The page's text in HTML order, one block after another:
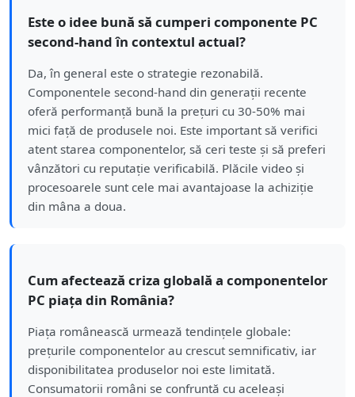
Este o idee bună să cumperi componente PC
second-hand în contextul actual?
Da, în general este o strategie rezonabilă.
Componentele second-hand din generații recente
oferă performanță bună la prețuri cu 30-50% mai
mici față de produsele noi. Este important să verifici
atent starea componentelor, să ceri teste și să preferi
vânzători cu reputație verificabilă. Plăcile video și
procesoarele sunt cele mai avantajoase la achiziție
din mâna a doua.
Cum afectează criza globală a componentelor
PC piața din România?
Piața românească urmează tendințele globale:
prețurile componentelor au crescut semnificativ, iar
disponibilitatea produselor noi este limitată.
Consumatorii români se confruntă cu aceleași